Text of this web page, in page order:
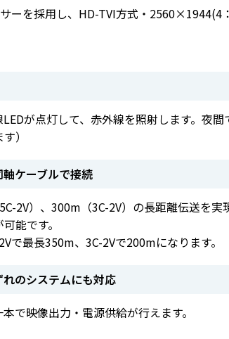
ーを採用し、HD-TVI方式・
が点灯して、赤外線を照射します。夜
）
ケーブルで接続
2V）、300m（3C-2V）の長距離伝送を
能です。
で最長350m、3C-2Vで200mになります。
のシステムにも対応
で映像出力・電源供給が行えます。